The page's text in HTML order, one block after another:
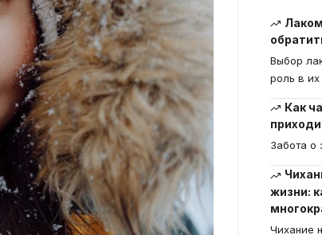
Выбор
роль в
Как
Забота о
жизни:
Чихание